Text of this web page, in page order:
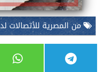
من المصرية للأتصالات